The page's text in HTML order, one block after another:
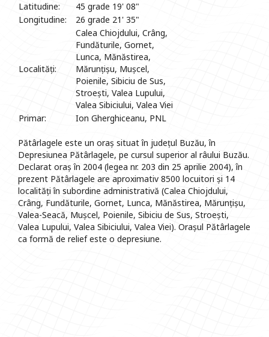
Latitudine:
45 grade 19' 08"
Longitudine:
26 grade 21' 35"
Localități:
Calea Chiojdului, Crâng,
Fundăturile, Gornet,
Lunca, Mănăstirea,
Mărunțișu, Mușcel,
Poienile, Sibiciu de Sus,
Stroești, Valea Lupului,
Valea Sibiciului, Valea Viei
Primar:
Ion Gherghiceanu, PNL
Pătârlagele este un oraș situat în județul Buzău, în
Depresiunea Pătârlagele, pe cursul superior al râului Buzău.
Declarat oraș în 2004 (legea nr. 203 din 25 aprilie 2004), în
prezent Pătârlagele are aproximativ 8500 locuitori și 14
localități în subordine administrativă (Calea Chiojdului,
Crâng, Fundăturile, Gornet, Lunca, Mănăstirea, Mărunțișu,
Valea-Seacă, Mușcel, Poienile, Sibiciu de Sus, Stroești,
Valea Lupului, Valea Sibiciului, Valea Viei). Orașul Pătârlagele
ca formă de relief este o depresiune.